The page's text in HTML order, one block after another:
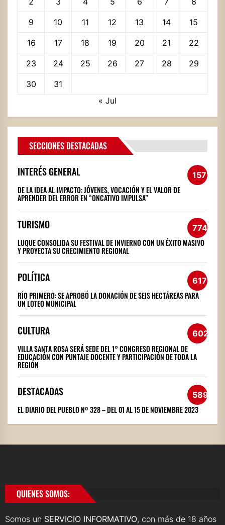
9 10 11 12 13 14 15
16 17 18 19 20 21 22
23 24 25 26 27 28 29
30
31
« Jul
SECCIONES DESTACADAS
INTERÉS GENERAL 1572
DE LA IDEA AL IMPACTO: JÓVENES, VOCACIÓN Y EL VALOR DE
APRENDER DEL ERROR EN “ONCATIVO IMPULSA”
TURISMO 774
LUQUE CONSOLIDA SU FESTIVAL DE INVIERNO CON UN ÉXITO MASIVO
Y PROYECTA SU CRECIMIENTO REGIONAL
POLÍTICA 617
RÍO PRIMERO: SE APROBÓ LA DONACIÓN DE SEIS HECTÁREAS PARA
UN LOTEO MUNICIPAL
CULTURA 602
VILLA SANTA ROSA SERÁ SEDE DEL 1° CONGRESO REGIONAL DE
EDUCACIÓN CON PUNTAJE DOCENTE Y PARTICIPACIÓN DE TODA LA
REGIÓN
DESTACADAS 589
EL DIARIO DEL PUEBLO Nº 328 – DEL 01 AL 15 DE NOVIEMBRE 2023
QUIENES SOMOS:
Somos un SERVICIO INFORMATIVO, con más de 18 años